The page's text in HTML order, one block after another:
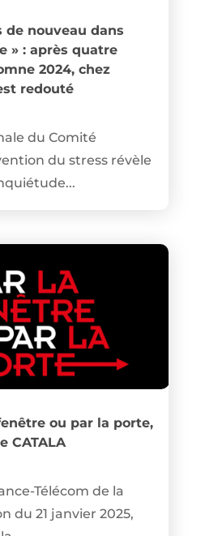
de nouveau dans
» : après quatre
2024, chez
redouté
du Comité
du stress révèle
ou par la porte,
CATALA
Télécom de la
du 21 janvier 2025,